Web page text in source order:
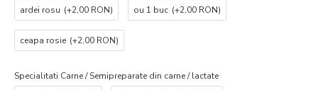
ardei rosu (+2,00 RON) ou 1 buc (+2,00 RON)
ceapa rosie (+2,00 RON)
Specialitati Carne / Semipreparate din carne / lactate